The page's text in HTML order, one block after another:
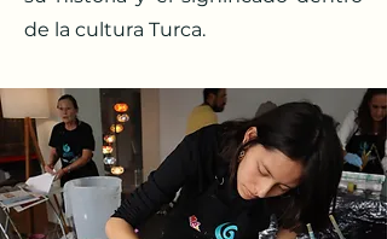
de la cultura Turca.